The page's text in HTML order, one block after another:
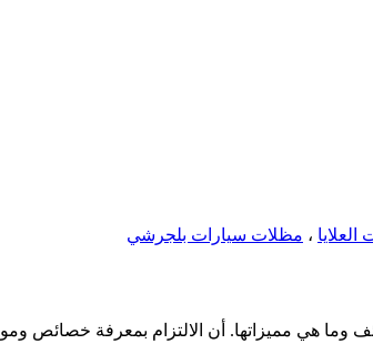
، مظلات سيارات بلجرشي
وما هي مميزاتها. أن الالتزام بمعرفة خصائص